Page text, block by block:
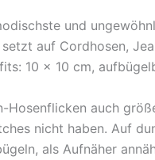
und
auf Cordhosen,
10 × 10 cm,
Hosenflicken auch
nicht haben. Auf
als Aufnäher